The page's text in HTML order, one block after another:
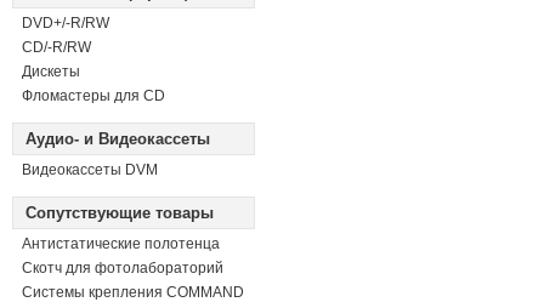
DVD+/-R/RW
СD/-R/RW
Дискеты
Фломастеры для CD
Аудио- и Видеокассеты
Видеокассеты DVM
Сопутствующие товары
Антистатические полотенца
Скотч для фотолабораторий
Системы крепления COMMAND